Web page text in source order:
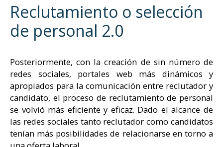
Reclutamiento o selección
de personal 2.0
Posteriormente, con la creación de sin número de
redes sociales, portales web más dinámicos y
apropiados para la comunicación entre reclutador y
candidato, el proceso de reclutamiento de personal
se volvió más eficiente y eficaz. Dado el alcance de
las redes sociales tanto reclutador como candidatos
tenían más posibilidades de relacionarse en torno a